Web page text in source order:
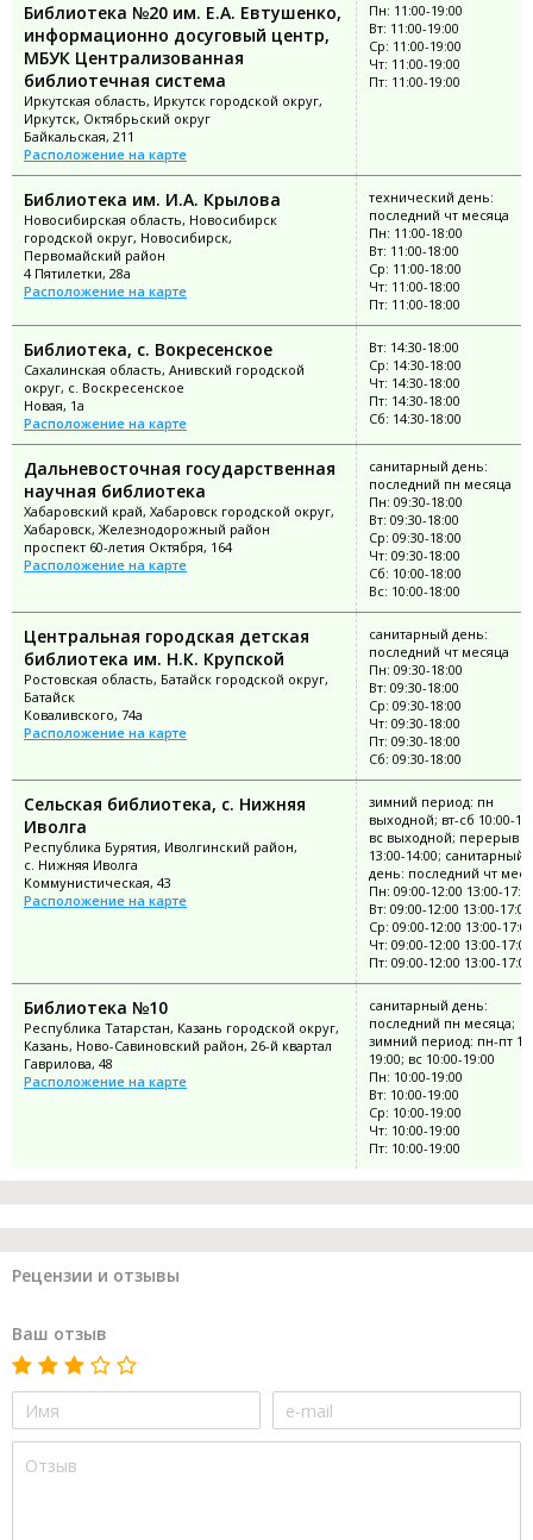
Библиотека №20 им. Е.А. Евтушенко,
информационно досуговый центр,
МБУК Централизованная
библиотечная система
Иркутская область, Иркутск городской округ,
Иркутск, Октябрьский округ
Байкальская, 211
Расположение на карте
Пн: 11:00-19:00
Вт: 11:00-19:00
Ср: 11:00-19:00
Чт: 11:00-19:00
Пт: 11:00-19:00
Библиотека им. И.А. Крылова
Новосибирская область, Новосибирск
городской округ, Новосибирск,
Первомайский район
4 Пятилетки, 28а
Расположение на карте
технический день:
последний чт месяца
Пн: 11:00-18:00
Вт: 11:00-18:00
Ср: 11:00-18:00
Чт: 11:00-18:00
Пт: 11:00-18:00
Библиотека, с. Вокресенское
Сахалинская область, Анивский городской
округ, с. Воскресенское
Новая, 1а
Расположение на карте
Вт: 14:30-18:00
Ср: 14:30-18:00
Чт: 14:30-18:00
Пт: 14:30-18:00
Сб: 14:30-18:00
Дальневосточная государственная
научная библиотека
Хабаровский край, Хабаровск городской округ,
Хабаровск, Железнодорожный район
проспект 60-летия Октября, 164
Расположение на карте
санитарный день:
последний пн месяца
Пн: 09:30-18:00
Вт: 09:30-18:00
Ср: 09:30-18:00
Чт: 09:30-18:00
Сб: 10:00-18:00
Вс: 10:00-18:00
Центральная городская детская
библиотека им. Н.К. Крупской
Ростовская область, Батайск городской округ,
Батайск
Коваливского, 74а
Расположение на карте
санитарный день:
последний чт месяца
Пн: 09:30-18:00
Вт: 09:30-18:00
Ср: 09:30-18:00
Чт: 09:30-18:00
Пт: 09:30-18:00
Сб: 09:30-18:00
Сельская библиотека, с. Нижняя
Иволга
Республика Бурятия, Иволгинский район,
с. Нижняя Иволга
Коммунистическая, 43
Расположение на карте
зимний период: пн
выходной; вт-сб 10:00-
вс выходной; перерыв
13:00-14:00; санитарный
день: последний чт
Пн: 09:00-12:00 13:00-
Вт: 09:00-12:00 13:00-17:00
Ср: 09:00-12:00 13:00-17:00
Чт: 09:00-12:00 13:00-17:00
Пт: 09:00-12:00 13:00-17:00
Библиотека №10
Республика Татарстан, Казань городской округ,
Казань, Ново-Савиновский район, 26-й квартал
Гаврилова, 48
Расположение на карте
санитарный день:
последний пн месяца;
зимний период: пн-пт
19:00; вс 10:00-19:00
Пн: 10:00-19:00
Вт: 10:00-19:00
Ср: 10:00-19:00
Чт: 10:00-19:00
Пт: 10:00-19:00
Рецензии и отзывы
Ваш отзыв